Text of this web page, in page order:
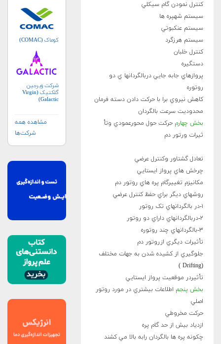
کنترل نمودن گام سيكلي
سيستم شهپره ها
سيستم عنکبوتي
سيستم هرزگرد
کنترل خلبان
دستگيره
پروازهاي جابه جايي دربالگردانها ي دو
روتوره
کاهش نيروي برا با حرکت دادن دسته فرمان
محدوديت سرعت بالگردان
بخش چهارم حرکت حول محورعمودي وتأ
ثيرات ورتور دم
تعادل گشتاور وکنترل عرضي
چرخش هاي پرواز ايستايي
مکانيزم تغييرگام پره هاي روتور دم
روشهاي ديگر براي حفظ کنترل عرضي
۱-در بالگردانهاي تک روتور
۲-دربالگردانهاي داراي دو روتور
۳-بالگردانهاي چند روتوره
تأثيرات ديگري ازروتور دم
جلوگيري از کشيده شدن به جهات مختلف
(Drifting )
تأثيردر موقعيت پرواز ايستايي
بخش پنجم اطلاعات بيشتري در مورد روتور
اصلي
حرکت مخروطي
ازدياد بيش از حد گام پره
چکونه پره ها بالگردان رابه بالا مي کشند
کوماک (COMAC)
شرکت ویرجین
گلکتیک (Virgin
Galactic)
مشاهده همه
شرکت‌ها